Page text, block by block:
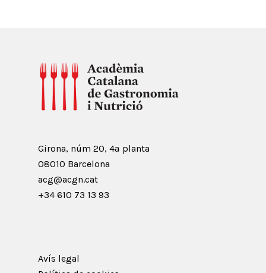
Girona, núm 20, 4ª planta
08010 Barcelona
acg@acgn.cat
+34 610 73 13 93
Avís legal